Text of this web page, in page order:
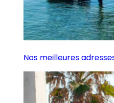
Nos meilleures